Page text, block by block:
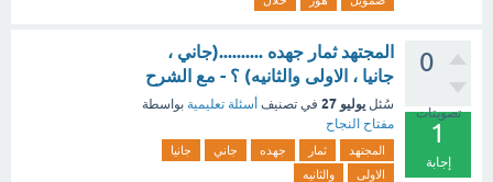
0
تصويتات
1
إجابة
المجتهد ثمار جهده ..........(جاني ،
جانيا ، الاولى والثانيه) ؟ - مع الشرح
سُئل يوليو 27 في تصنيف أسئلة تعليمية بواسطة
مفتاح النجاح
المجتهد ثمار جهده جاني
جانيا
الاولى
والثانيه